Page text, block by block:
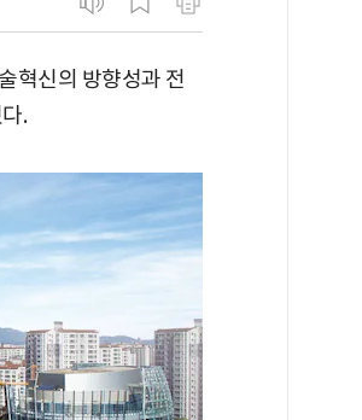
혁신의 방향성과 전
.